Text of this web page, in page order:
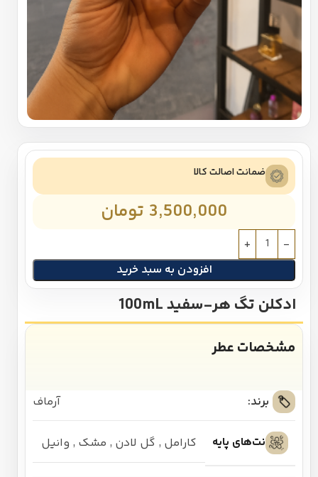
ضمانت اصالت کالا
3,500,000 تومان
افزودن به سبد خرید
ادکلن تگ هر-سفید 100mL
مشخصات عطر
برند: آرماف
نت‌های پایه کارامل , گل لادن , مشک , وانیل